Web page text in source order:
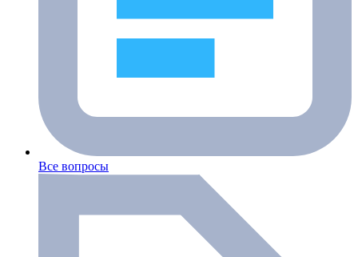
Все вопросы